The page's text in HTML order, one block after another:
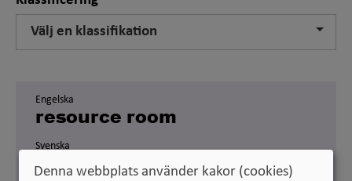
Välj en klassifikation
Engelska
resource room
Svenska
resursrum
Denna webbplats använder kakor (cookies)